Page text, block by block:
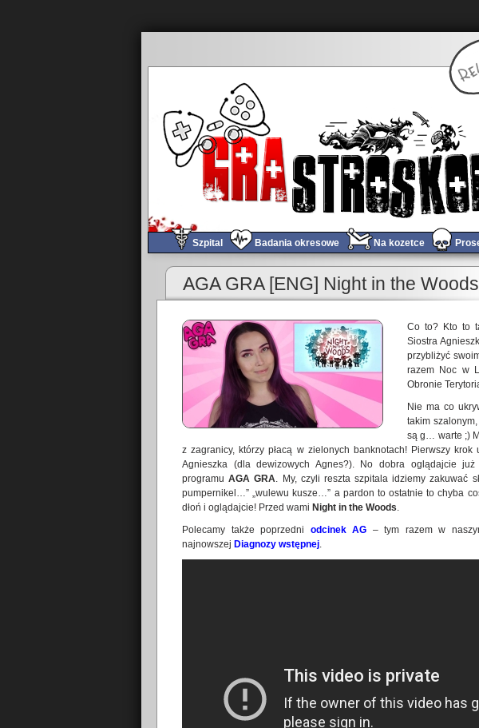
Szpital Badania okresowe Na kozetce
Obchód tygodnia #278
AGA GRA [ENG] Night in the Woods
Co to? Kto to
Siostra
przybliżyć
razem Noc w
Obronie
Nie ma co
takim
są g… warte ;)
z zagranicy, którzy płacą w zielonych banknotach! Pierwszy krok
Agnieszka (dla dewizowych Agnes?). No dobra oglądajcie
programuAGA GRA. My, czyli reszta szpitala idziemy zakuwać
pumpernikel…” „wulewu kusze…” a pardon to ostatnie to chyba
dłoń i oglądajcie! Przed wami Night in the Woods.
Polecamy także poprzedni odcinek AG – tym razem w
najnowszej Diagnozy wstępnej.